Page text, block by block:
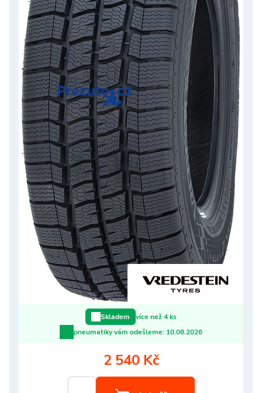
Skladem
více než 4 ks
pneumatiky vám odešleme: 10.08.2026
2 540 Kč